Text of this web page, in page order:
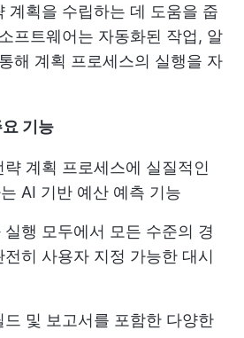
계획을 수립하는 데 도움을 줍
프트웨어는 자동화된 작업, 알
해 계획 프로세스의 실행을 자
기능
계획 프로세스에 실질적인
AI 기반 예산 예측 기능
행 모두에서 모든 수준의 경
히 사용자 지정 가능한 대시
드 및 보고서를 포함한 다양한